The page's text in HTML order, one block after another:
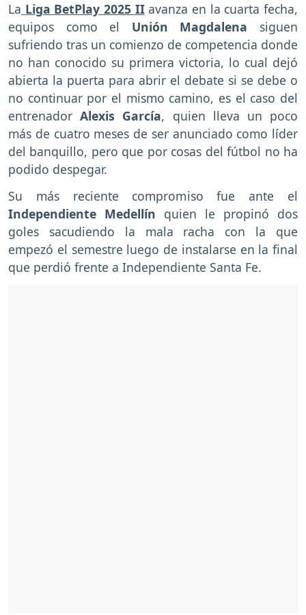
La Liga BetPlay 2025 II avanza en la cuarta fecha,
equipos como el Unión Magdalena siguen
sufriendo tras un comienzo de competencia donde
no han conocido su primera victoria, lo cual dejó
abierta la puerta para abrir el debate si se debe o
no continuar por el mismo camino, es el caso del
entrenadorAlexis García, quien lleva un poco
más de cuatro meses de ser anunciado como líder
del banquillo, pero que por cosas del fútbol no ha
podido despegar.
Su más reciente compromiso fue ante el
Independiente Medellín quien le propinó dos
goles sacudiendo la mala racha con la que
empezó el semestre luego de instalarse en la final
que perdió frente a Independiente Santa Fe.